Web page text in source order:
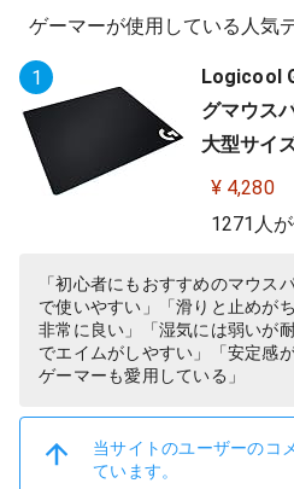
ゲーマーが使用している人気
1
Logicool
グマウス
大型サイ
品
¥ 4,280
1271人
「初心者にもおすすめのマウス
で使いやすい」「滑りと止めが
非常に良い」「湿気には弱いが
でエイムがしやすい」「安定感
ゲーマーも愛用している」
当サイトのユーザーのコ
ています。